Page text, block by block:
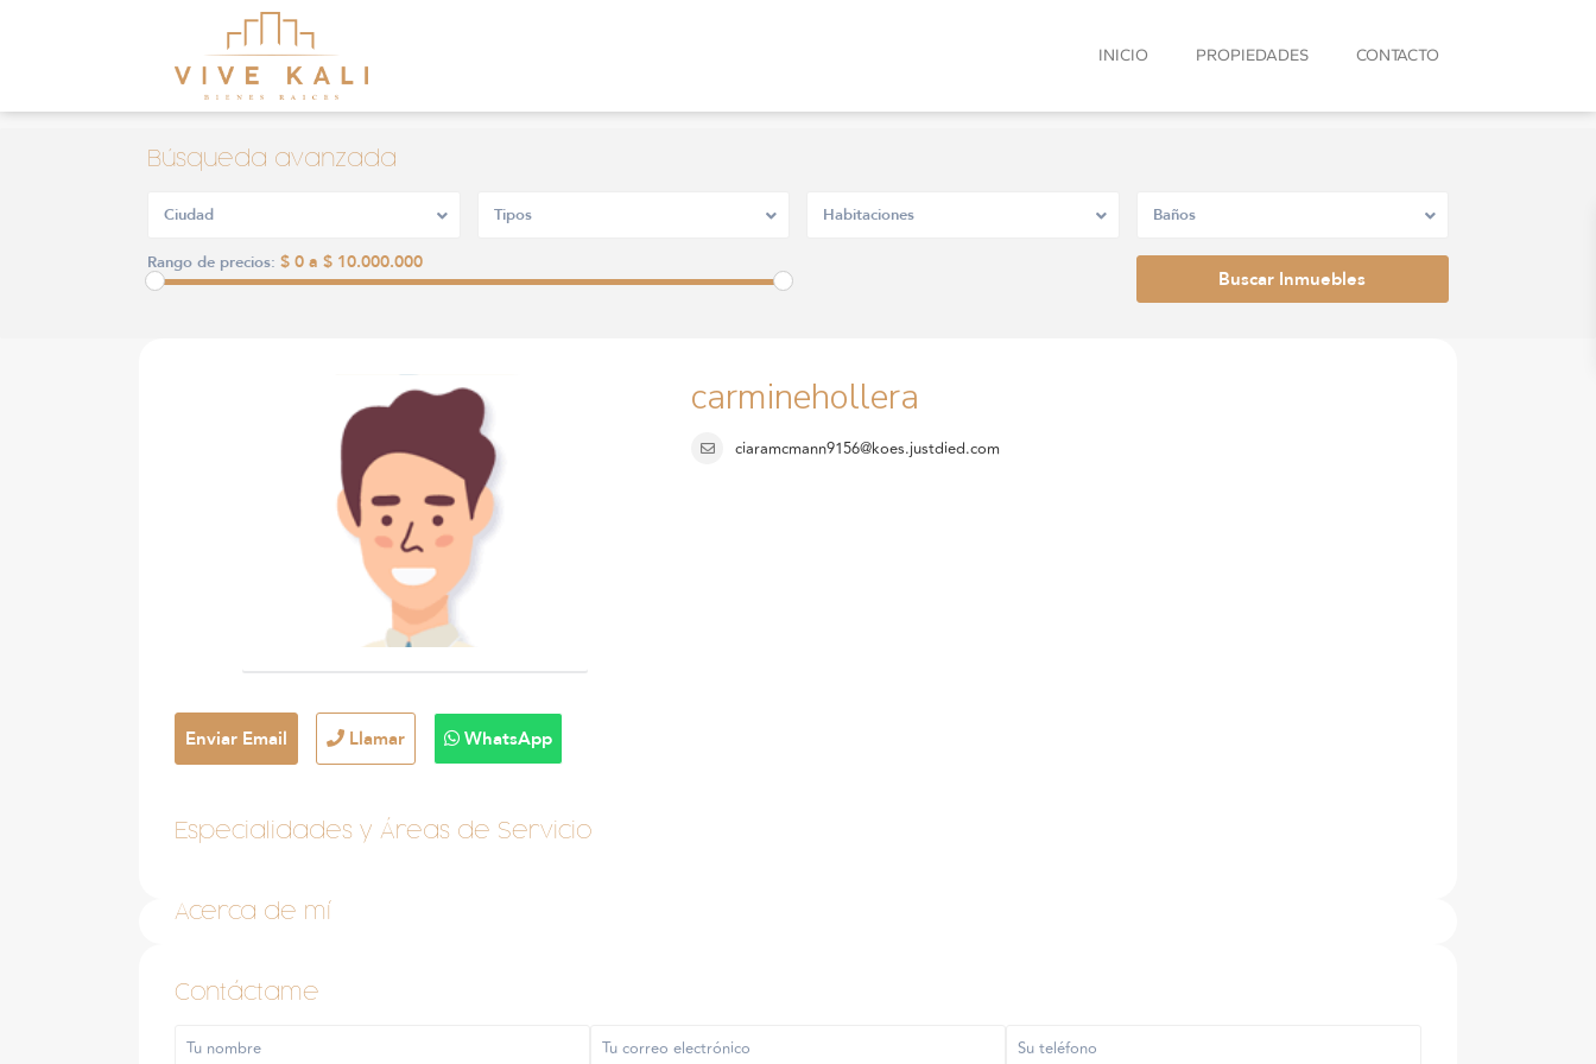
INICIO PROPIEDADES CONTACTO
Búsqueda avanzada
Ciudad Tipos Habitaciones Baños
Rango de precios: $ 0 a $ 10.000.000
carminehollera
ciaramcmann9156@koes.justdied.com
Enviar Email Llamar WhatsApp
Especialidades y Áreas de Servicio
Acerca de mí
Contáctame